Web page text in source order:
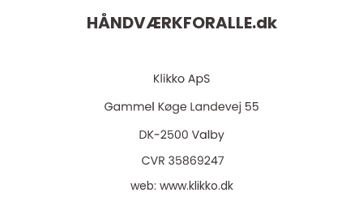
HÅNDVÆRKFORALLE.dk
web: www.klikko.dk